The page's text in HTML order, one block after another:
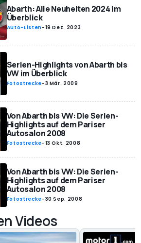
Abarth: Alle Neuheiten 2024 im
Überblick
Auto-Listen-19 Dez. 2023
Serien-Highlights von Abarth bis
VW im Überblick
Fotostrecke-3 Mär. 2009
Von Abarth bis VW: Die Serien-
Highlights auf dem Pariser
Autosalon 2008
Fotostrecke-13 Okt. 2008
Von Abarth bis VW: Die Serien-
Highlights auf dem Pariser
Autosalon 2008
Fotostrecke-30 Sep. 2008
Videos